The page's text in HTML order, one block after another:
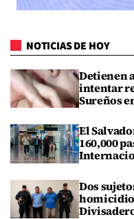
NOTICIAS DE HOY
Detienen
intentar
Sureños
El
160,000
Dos
homicidio